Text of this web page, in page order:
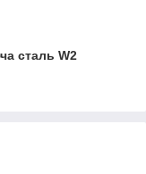
сталь W2